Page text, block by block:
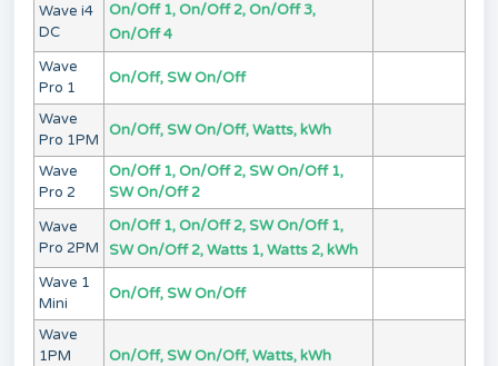
Wave i4
DC
On/Off 1, On/Off 2, On/Off 3,
On/Off 4
Wave
Pro 1
On/Off, SW On/Off
Wave
Pro 1PM
On/Off, SW On/Off, Watts, kWh
Wave
Pro 2
On/Off 1, On/Off 2, SW On/Off 1,
SW On/Off 2
Wave
Pro 2PM
On/Off 1, On/Off 2, SW On/Off 1,
SW On/Off 2, Watts 1, Watts 2, kWh
Wave 1
Mini
On/Off, SW On/Off
Wave
1PM
On/Off, SW On/Off, Watts, kWh